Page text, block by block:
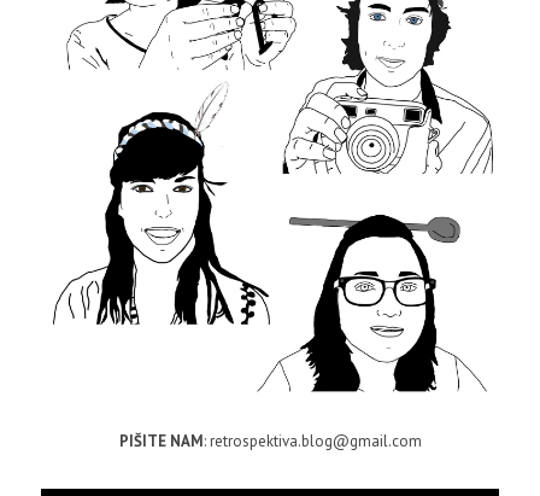
PIŠITE NAM: retrospektiva.blog@gmail.com